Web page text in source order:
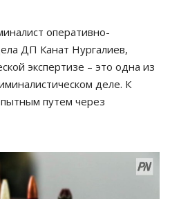
оперативно-
ДП Канат Нургалиев,
экспертизе – это одна из
деле. К
путем через